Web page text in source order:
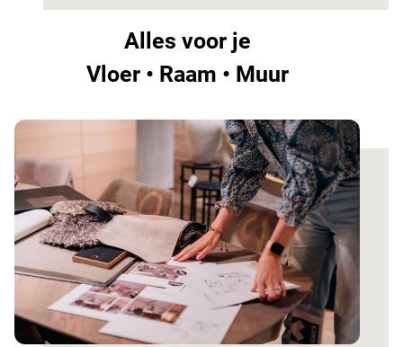
Alles voor je
Vloer • Raam • Muur